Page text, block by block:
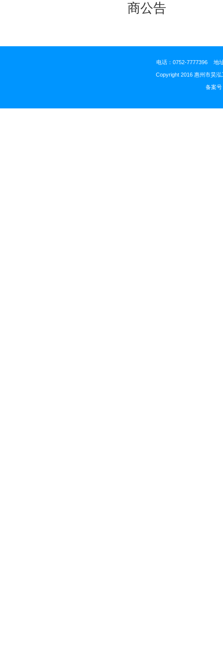
商公告
电话：0752-7777396 地
Copyright 2016 惠州市昊
备案号